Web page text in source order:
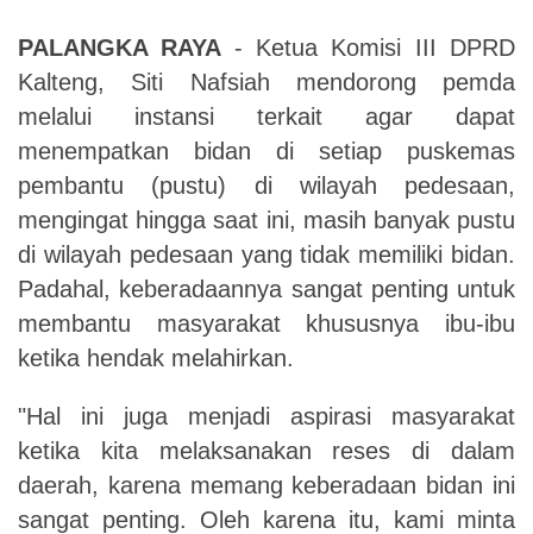
PALANGKA RAYA - Ketua Komisi III DPRD
Kalteng, Siti Nafsiah mendorong pemda
melalui instansi terkait agar dapat
menempatkan bidan di setiap puskemas
pembantu (pustu) di wilayah pedesaan,
mengingat hingga saat ini, masih banyak pustu
di wilayah pedesaan yang tidak memiliki bidan.
Padahal, keberadaannya sangat penting untuk
membantu masyarakat khususnya ibu-ibu
ketika hendak melahirkan.
"Hal ini juga menjadi aspirasi masyarakat
ketika kita melaksanakan reses di dalam
daerah, karena memang keberadaan bidan ini
sangat penting. Oleh karena itu, kami minta